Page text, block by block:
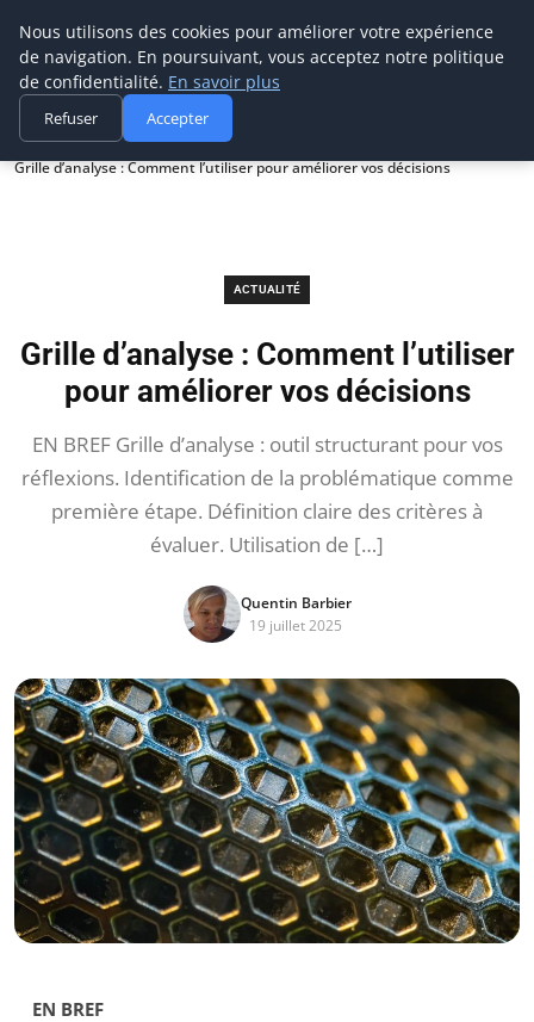
Prospection Pro
Accueil
Actualité
Grille d’analyse : Comment l’utiliser pour améliorer vos décisions
ACTUALITÉ
Grille d’analyse : Comment l’utiliser
pour améliorer vos décisions
EN BREF Grille d’analyse : outil structurant pour vos
réflexions. Identification de la problématique comme
première étape. Définition claire des critères à
évaluer. Utilisation de […]
Quentin Barbier
19 juillet 2025
EN BREF
Nous utilisons des cookies pour améliorer votre expérience
de navigation. En poursuivant, vous acceptez notre politique
de confidentialité. En savoir plus
Refuser Accepter